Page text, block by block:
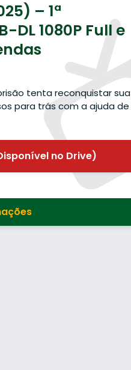
– 1ª
DL 1080P Full e
tenta reconquistar sua
para trás com a ajuda de
no Drive)